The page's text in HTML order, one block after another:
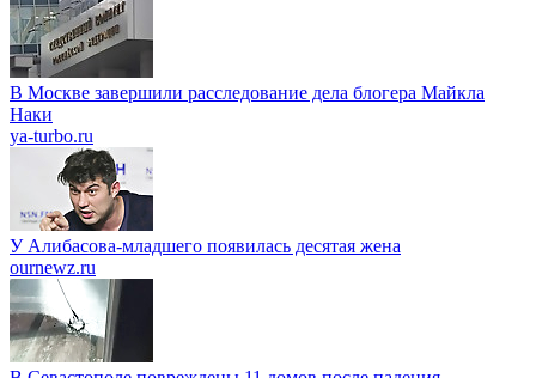
В Москве завершили расследование дела блогера Майкла
Наки
ya-turbo.ru
У Алибасова-младшего появилась десятая жена
ournewz.ru